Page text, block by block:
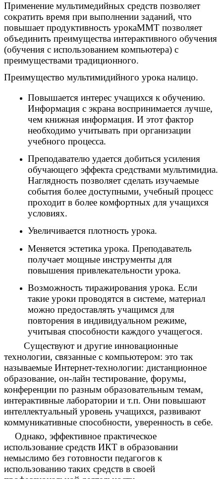
Применение мультимедийных средств позволяет
сократить время при выполнении заданий, что
повышает продуктивность урокаММТ позволяет
объединить преимущества интерактивного обучения
(обучения с использованием компьютера) с
преимуществами традиционного.
Преимущество мультимидийного урока налицо.
Повышается интерес учащихся к обучению.
Информация с экрана воспринимается лучше,
чем книжная информация. И этот фактор
необходимо учитывать при организации
учебного процесса.
Преподавателю удается добиться усиления
обучающего эффекта средствами мультимидиа.
Наглядность позволяет сделать изучаемые
события более доступными, учебный процесс
проходит в более комфортных для учащихся
условиях.
Увеличивается плотность урока.
Меняется эстетика урока. Преподаватель
получает мощные инструменты для
повышения привлекательности урока.
Возможность тиражирования урока. Если
такие уроки проводятся в системе, материал
можно предоставлять учащимся для
повторения в индивидуальном режиме,
учитывая способности каждого учащегося.
Существуют и другие инновационные
технологии, связанные с компьютером: это так
называемые Интернет-технологии: дистанционное
образование, он-лайн тестирование, форумы,
конференции по разным образовательным темам,
интерактивные лаборатории и т.п. Они повышают
интеллектуальный уровень учащихся, развивают
коммуникативные способности, уверенность в себе.
Однако, эффективное практическое
использование средств ИКТ в образовании
немыслимо без готовности педагогов к
использованию таких средств в своей